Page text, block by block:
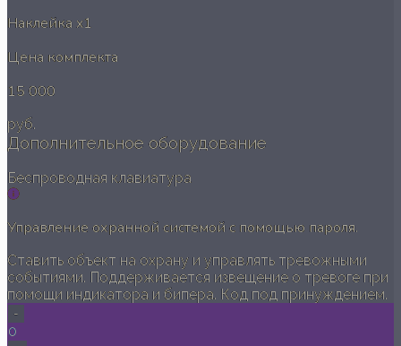
Наклейка x1
Цена комплекта
15 000
руб.
Дополнительное оборудование
Беспроводная клавиатура
Управление охранной системой с помощью пароля.
Ставить объект на охрану и управлять тревожными
событиями. Поддерживается извещение о тревоге при
помощи индикатора и бипера. Код под принуждением.
-
0